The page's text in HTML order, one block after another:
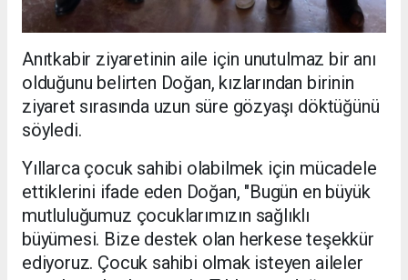
Anıtkabir ziyaretinin aile için unutulmaz bir anı
olduğunu belirten Doğan, kızlarından birinin
ziyaret sırasında uzun süre gözyaşı döktüğünü
söyledi.
Yıllarca çocuk sahibi olabilmek için mücadele
ettiklerini ifade eden Doğan, "Bugün en büyük
mutluluğumuz çocuklarımızın sağlıklı
büyümesi. Bize destek olan herkese teşekkür
ediyoruz. Çocuk sahibi olmak isteyen aileler